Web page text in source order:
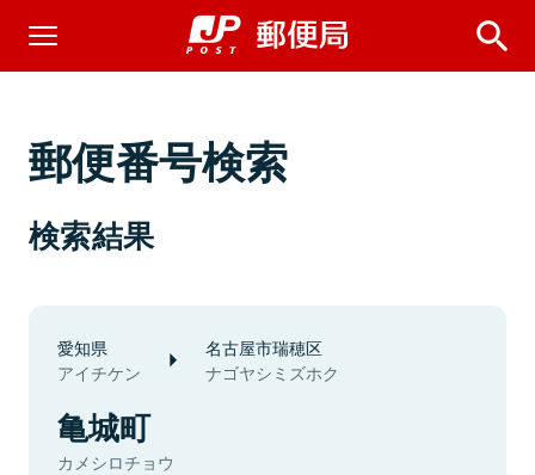
郵便番号検索
検索結果
愛知県
アイチケン
名古屋市瑞穂区
ナゴヤシミズホク
亀城町
カメシロチョウ